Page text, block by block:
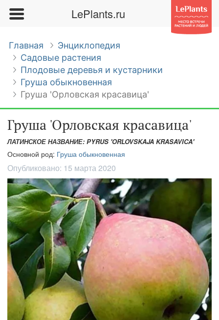
LePlants.ru
Главная
Энциклопедия
Садовые растения
Плодовые деревья и кустарники
Груша обыкновенная
Груша 'Орловская красавица'
Груша 'Орловская красавица'
ЛАТИНСКОЕ НАЗВАНИЕ: PYRUS 'ORLOVSKAJA KRASAVICA'
Основной род: Груша обыкновенная
Опубликовано: 15 марта 2020